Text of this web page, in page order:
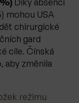
Díky absenci
mohou USA
chirurgické
gard
cíle. Čínská
aby změnila
režimu